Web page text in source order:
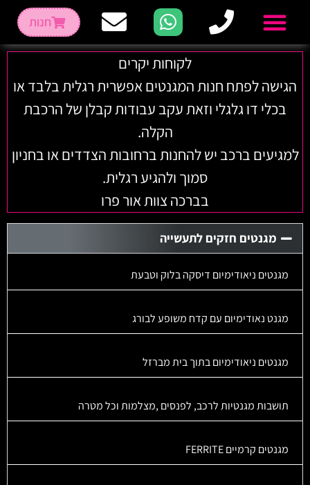
חנות
לקוחות יקרים
הגישה לפתח חנות המגנטים אפשרית רגלית בלבד או
בכלי דו גלגלי וזאת עקב עבודות קבלן של הרכבת
הקלה.
למגיעים ברכב יש להחנות ברחובות הצדדים או בחניון
סמוך ולהגיע רגלית.
בברכה צוות אור פרו
מגנטים חזקים לתעשייה
מגנטים ניאודימיום דיסקה בלוק וטבעת
מגנט נאודימיום עם קדח משופע לבורג
מגנטים ניאודימיום בתוך בית מברזל
תושבות מגנטיות לרכב, לפנסים ,מצלמות וכל מטרה
מגנטים קרמיים FERRITE